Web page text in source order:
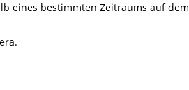
eines bestimmten Zeitraums auf dem